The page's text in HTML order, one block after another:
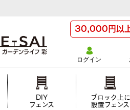
30,000円以
ログイン
DIY
フェンス
ブロック上に
設置フェンス